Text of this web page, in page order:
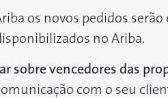
os novos pedidos
no Ariba.
sobre vencedores das
com o seu